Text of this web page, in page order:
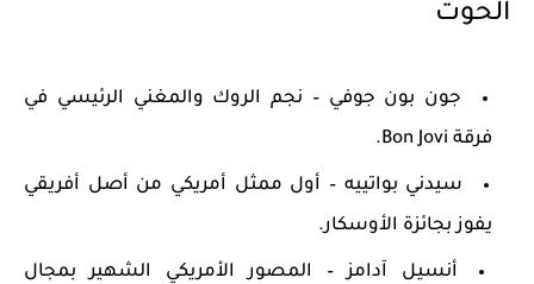
الحوت
جون بون جوفي – نجم الروك والمغني الرئيسي في
فرقة Bon Jovi.
سيدني بواتييه – أول ممثل أمريكي من أصل أفريقي
يفوز بجائزة الأوسكار.
أنسيل آدامز– المصور الأمريكي الشهير بمجال